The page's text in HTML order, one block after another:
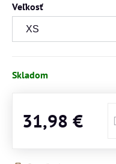
Veľkosť
Skladom
31,98 €